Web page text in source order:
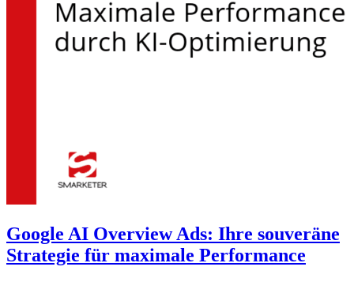
Google AI Overview Ads: Ihre souveräne
Strategie für maximale Performance